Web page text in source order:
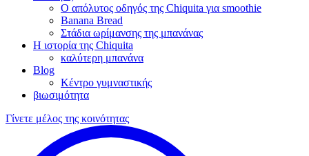
Ο απόλυτος οδηγός της Chiquita για smoothie
Banana Bread
Στάδια ωρίμανσης της μπανάνας
Η ιστορία της Chiquita
καλύτερη μπανάνα
Blog
Κέντρο γυμναστικής
βιωσιμότητα
Γίνετε μέλος της κοινότητας